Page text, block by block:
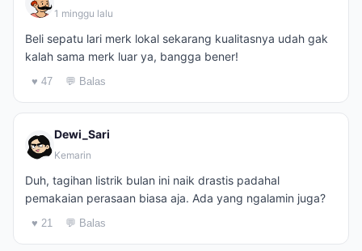
1 minggu lalu
Beli sepatu lari merk lokal sekarang kualitasnya udah gak
kalah sama merk luar ya, bangga bener!
♥ 47 💬 Balas
Dewi_Sari
Kemarin
Duh, tagihan listrik bulan ini naik drastis padahal
pemakaian perasaan biasa aja. Ada yang ngalamin juga?
♥ 21 💬 Balas